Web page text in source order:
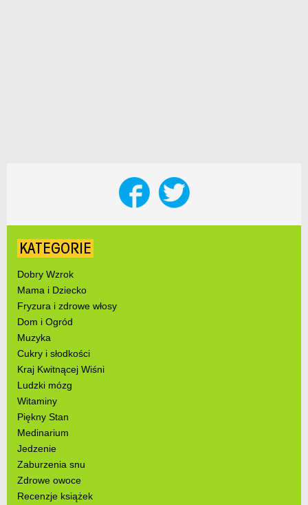
KATEGORIE
Dobry Wzrok
Mama i Dziecko
Fryzura i zdrowe włosy
Dom i Ogród
Muzyka
Cukry i słodkości
Kraj Kwitnącej Wiśni
Ludzki mózg
Witaminy
Piękny Stan
Medinarium
Jedzenie
Zaburzenia snu
Zdrowe owoce
Recenzje książek